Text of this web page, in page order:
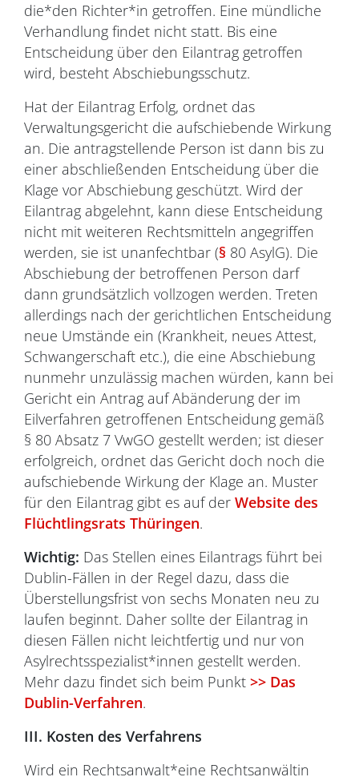
die*den Richter*in getroffen. Eine mündliche
Verhandlung findet nicht statt. Bis eine
Entscheidung über den Eilantrag getroffen
wird, besteht Abschiebungsschutz.
Hat der Eilantrag Erfolg, ordnet das
Verwaltungsgericht die aufschiebende Wirkung
an. Die antragstellende Person ist dann bis zu
einer abschließenden Entscheidung über die
Klage vor Abschiebung geschützt. Wird der
Eilantrag abgelehnt, kann diese Entscheidung
nicht mit weiteren Rechtsmitteln angegriffen
werden, sie ist unanfechtbar (§ 80 AsylG). Die
Abschiebung der betroffenen Person darf
dann grundsätzlich vollzogen werden. Treten
allerdings nach der gerichtlichen Entscheidung
neue Umstände ein (Krankheit, neues Attest,
Schwangerschaft etc.), die eine Abschiebung
nunmehr unzulässig machen würden, kann bei
Gericht ein Antrag auf Abänderung der im
Eilverfahren getroffenen Entscheidung gemäß
§ 80 Absatz 7 VwGO gestellt werden; ist dieser
erfolgreich, ordnet das Gericht doch noch die
aufschiebende Wirkung der Klage an. Muster
für den Eilantrag gibt es auf der Website des
Flüchtlingsrats Thüringen.
Wichtig: Das Stellen eines Eilantrags führt bei
Dublin-Fällen in der Regel dazu, dass die
Überstellungsfrist von sechs Monaten neu zu
laufen beginnt. Daher sollte der Eilantrag in
diesen Fällen nicht leichtfertig und nur von
Asylrechtsspezialist*innen gestellt werden.
Mehr dazu findet sich beim Punkt >> Das
Dublin-Verfahren.
III. Kosten des Verfahrens
Wird ein Rechtsanwalt*eine Rechtsanwältin